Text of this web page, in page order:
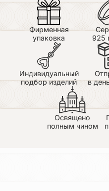
Фирменная
упаковка
925
Индивидуальный
подбор изделий
в
Освящено
полным чином